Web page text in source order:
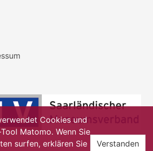
Cookies und
Matomo. Wenn Sie
surfen, erklären Sie
Verstanden